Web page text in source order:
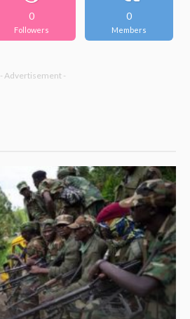
0
Followers
0
Members
- Advertisement -